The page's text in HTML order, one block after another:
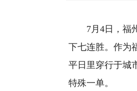
7月4日，福州
下七连胜。作为
平日里穿行于城
特殊一单。